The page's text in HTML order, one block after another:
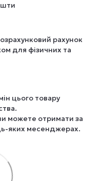
рахунок
для фізичних та
цього товару
можете отримати за
яких месенджерах.